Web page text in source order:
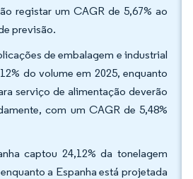
registar um CAGR de 5,67% ao
previsão.
de embalagem e industrial
do volume em 2025, enquanto
serviço de alimentação deverão
com um CAGR de 5,48%
captou 24,12% da tonelagem
a Espanha está projetada